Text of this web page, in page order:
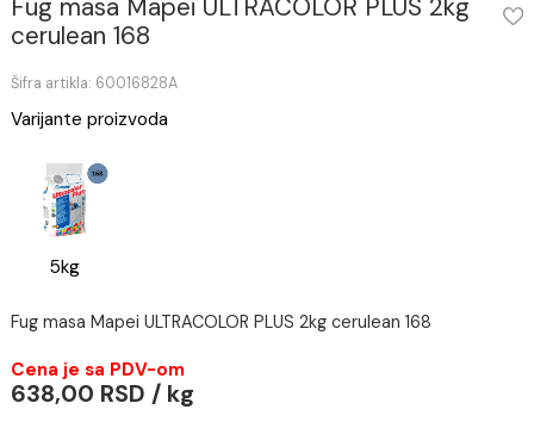
Fug masa Mapei ULTRACOLOR PLUS 2kg
cerulean 168
Varijante proizvoda
5kg